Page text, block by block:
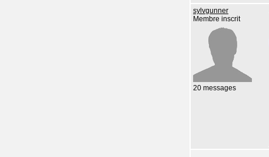
sylvgunner
Membre inscrit
20 messages